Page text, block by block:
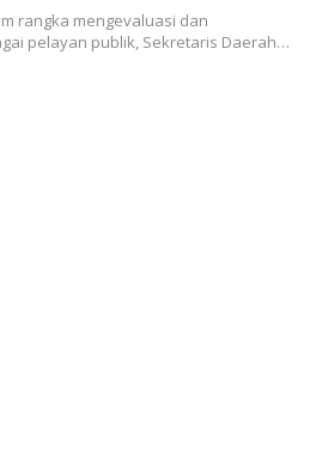
rangka mengevaluasi dan
pelayan publik, Sekretaris Daerah…